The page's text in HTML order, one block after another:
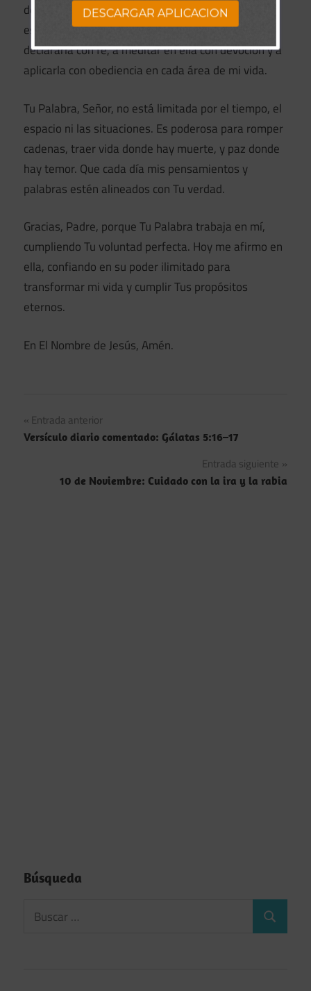
de toda circunstancia. Ella es mi fundamento, mi
esperanza y mi fortaleza. Señor, enséñame a
declararla con fe, a meditar en ella con devoción y a
aplicarla con obediencia en cada área de mi vida.
Tu Palabra, Señor, no está limitada por el tiempo, el
espacio ni las situaciones. Es poderosa para romper
cadenas, traer vida donde hay muerte, y paz donde
hay temor. Que cada día mis pensamientos y
palabras estén alineados con Tu verdad.
Gracias, Padre, porque Tu Palabra trabaja en mí,
cumpliendo Tu voluntad perfecta. Hoy me afirmo en
ella, confiando en su poder ilimitado para
transformar mi vida y cumplir Tus propósitos
eternos.
En El Nombre de Jesús, Amén.
Navegación
de
entradas
Entrada anterior
Versículo diario comentado: Gálatas 5:16–17
Entrada siguiente
10 de Noviembre: Cuidado con la ira y la rabia
Búsqueda
DESCARGAR APLICACION